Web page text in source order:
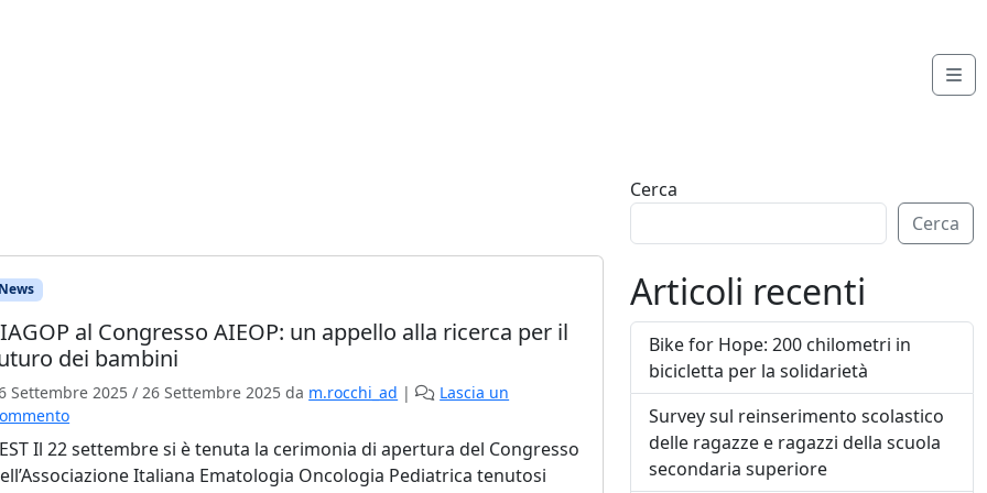
News
al Congresso AIEOP: un appello alla ricerca per il
dei bambini
Settembre 2025 / 26 Settembre 2025 da m.rocchi_ad |
Lascia un
Il 22 settembre si è tenuta la cerimonia di apertura del Congresso
Italiana Ematologia Oncologia Pediatrica tenutosi
Cerca
Cerca
Articoli recenti
Bike for Hope: 200 chilometri in
bicicletta per la solidarietà
Survey sul reinserimento scolastico
delle ragazze e ragazzi della scuola
secondaria superiore